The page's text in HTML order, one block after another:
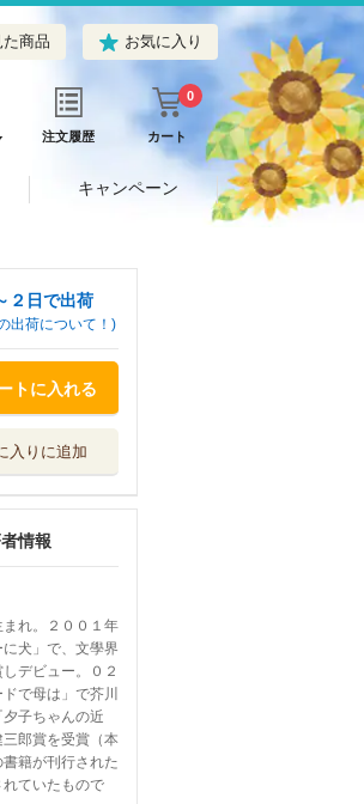
商品 お気に入り
注文履歴 カート
0
キャンペーン
２日で出荷
出荷について！)
トに入れる
入りに追加
情報
まれ。２００１年
に犬」で、文學界
デビュー。０２
で母は」で芥川
子ちゃんの近
郎賞を受賞（本
籍が刊行された
ていたもので